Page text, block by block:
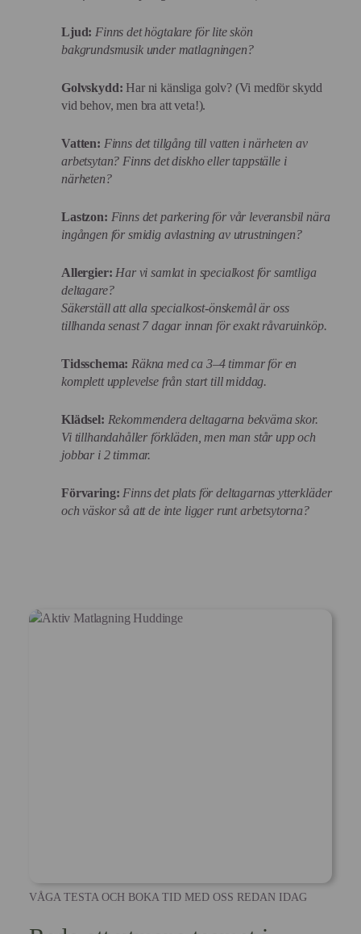
Ljud: Finns det högtalare för lite skön
bakgrundsmusik under matlagningen?
Golvskydd:Har ni känsliga golv? (Vi medför skydd
vid behov, men bra att veta!).
Vatten: Finns det tillgång till vatten i närheten av
arbetsytan? Finns det diskho eller tappställe i
närheten?
Lastzon: Finns det parkering för vår leveransbil nära
ingången för smidig avlastning av utrustningen?
Allergier: Har vi samlat in specialkost för samtliga
deltagare?
Säkerställ att alla specialkost-önskemål är oss
tillhanda senast 7 dagar innan för exakt råvaruinköp.
Tidsschema: Räkna med ca 3–4 timmar för en
komplett upplevelse från start till middag.
Klädsel: Rekommendera deltagarna bekväma skor.
Vi tillhandahåller förkläden, men man står upp och
jobbar i 2 timmar.
Förvaring: Finns det plats för deltagarnas ytterkläder
och väskor så att de inte ligger runt arbetsytorna?
VÅGA TESTA OCH BOKA TID MED OSS REDAN IDAG